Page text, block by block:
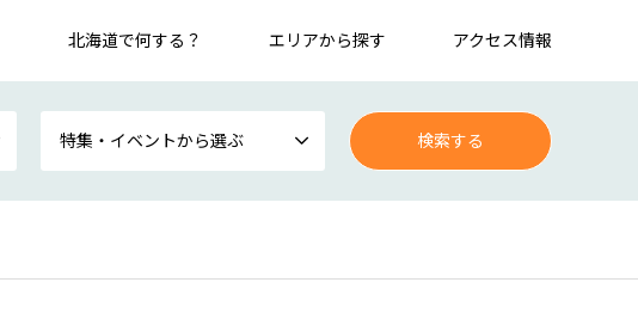
北海道で何する？ エリアから探す アクセス情報
特集・イベントから選ぶ